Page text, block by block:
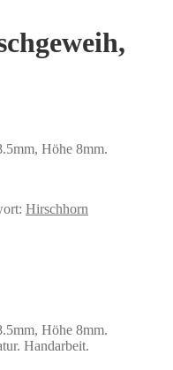
Höhe 8mm.
Hirschhorn
Höhe 8mm.
Handarbeit.